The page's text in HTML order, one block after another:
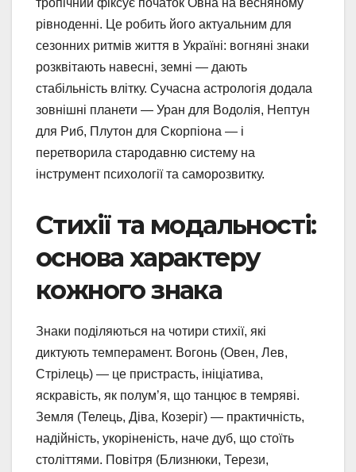
рівноденні. Це робить його актуальним для
сезонних ритмів життя в Україні: вогняні знаки
розквітають навесні, земні — дають
стабільність влітку. Сучасна астрологія додала
зовнішні планети — Уран для Водолія, Нептун
для Риб, Плутон для Скорпіона — і
перетворила стародавню систему на
інструмент психології та саморозвитку.
Стихії та модальності:
основа характеру
кожного знака
Знаки поділяються на чотири стихії, які
диктують темперамент. Вогонь (Овен, Лев,
Стрілець) — це пристрасть, ініціатива,
яскравість, як полум’я, що танцює в темряві.
Земля (Телець, Діва, Козеріг) — практичність,
надійність, укоріненість, наче дуб, що стоїть
століттями. Повітря (Близнюки, Терези,